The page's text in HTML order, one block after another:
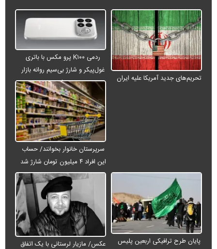
تحریم‌های جدید آمریکا علیه ایران
ردمی K۱۰۰ پرو مکس با باتری
غول‌پیکر و شارژ بی‌سیم روانه بازار
می‌شود
سرپرستان خانوار بخوانند/ حساب
این افراد ۴ میلیون تومان شارژ شد
پایان طرح ترافیکی اربعین پلیس
عکس/ مازیار لرستانی با یک اتفاق